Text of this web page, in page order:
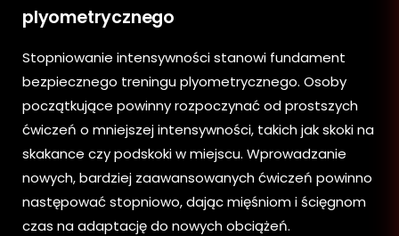
plyometrycznego
Stopniowanie intensywności stanowi fundament
bezpiecznego treningu plyometrycznego. Osoby
początkujące powinny rozpoczynać od prostszych
ćwiczeń o mniejszej intensywności, takich jak skoki na
skakance czy podskoki w miejscu. Wprowadzanie
nowych, bardziej zaawansowanych ćwiczeń powinno
następować stopniowo, dając mięśniom i ścięgnom
czas na adaptację do nowych obciążeń.